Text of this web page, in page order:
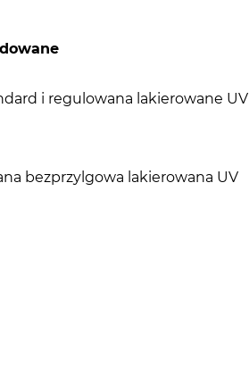
i regulowana lakierowane UV
bezprzylgowa lakierowana UV